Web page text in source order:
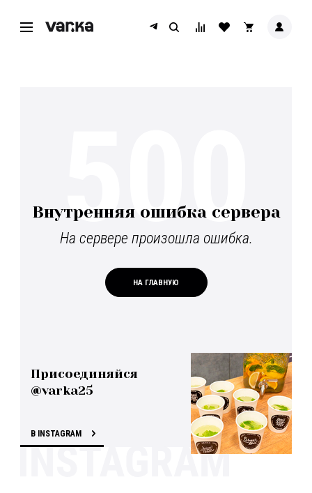
Внутренняя ошибка сервера
На сервере произошла ошибка.
НА ГЛАВНУЮ
500
Присоединяйся
@varka25
В INSTAGRAM